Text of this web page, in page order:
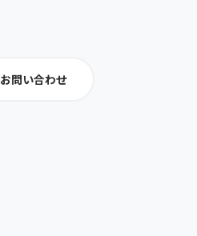
お問い合わせ